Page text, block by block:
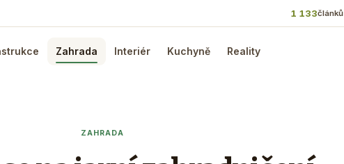
1 133článků
Zahrada Interiér Kuchyně Reality
ZAHRADA